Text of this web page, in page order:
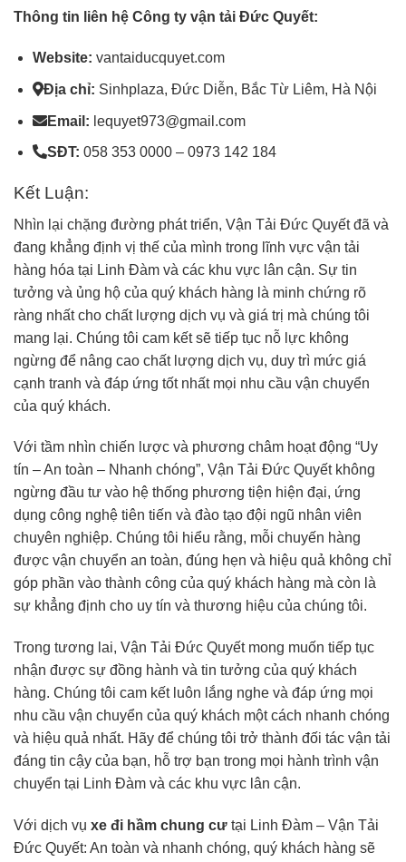
Thông tin liên hệ Công ty vận tải Đức Quyết:
Website: vantaiducquyet.com
Địa chỉ: Sinhplaza, Đức Diễn, Bắc Từ Liêm, Hà Nội
Email: lequyet973@gmail.com
SĐT: 058 353 0000 – 0973 142 184
Kết Luận:
Nhìn lại chặng đường phát triển, Vận Tải Đức Quyết đã và
đang khẳng định vị thế của mình trong lĩnh vực vận tải
hàng hóa tại Linh Đàm và các khu vực lân cận. Sự tin
tưởng và ủng hộ của quý khách hàng là minh chứng rõ
ràng nhất cho chất lượng dịch vụ và giá trị mà chúng tôi
mang lại. Chúng tôi cam kết sẽ tiếp tục nỗ lực không
ngừng để nâng cao chất lượng dịch vụ, duy trì mức giá
cạnh tranh và đáp ứng tốt nhất mọi nhu cầu vận chuyển
của quý khách.
Với tầm nhìn chiến lược và phương châm hoạt động “Uy
tín – An toàn – Nhanh chóng”, Vận Tải Đức Quyết không
ngừng đầu tư vào hệ thống phương tiện hiện đại, ứng
dụng công nghệ tiên tiến và đào tạo đội ngũ nhân viên
chuyên nghiệp. Chúng tôi hiểu rằng, mỗi chuyến hàng
được vận chuyển an toàn, đúng hẹn và hiệu quả không chỉ
góp phần vào thành công của quý khách hàng mà còn là
sự khẳng định cho uy tín và thương hiệu của chúng tôi.
Trong tương lai, Vận Tải Đức Quyết mong muốn tiếp tục
nhận được sự đồng hành và tin tưởng của quý khách
hàng. Chúng tôi cam kết luôn lắng nghe và đáp ứng mọi
nhu cầu vận chuyển của quý khách một cách nhanh chóng
và hiệu quả nhất. Hãy để chúng tôi trở thành đối tác vận tải
đáng tin cậy của bạn, hỗ trợ bạn trong mọi hành trình vận
chuyển tại Linh Đàm và các khu vực lân cận.
Với dịch vụ xe đi hầm chung cư tại Linh Đàm – Vận Tải
Đức Quyết: An toàn và nhanh chóng, quý khách hàng sẽ